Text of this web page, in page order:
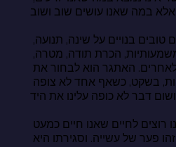
אלא במה שאנו עושים שוב ושוב.
ושום דבר לא כופה עלינו את היד.